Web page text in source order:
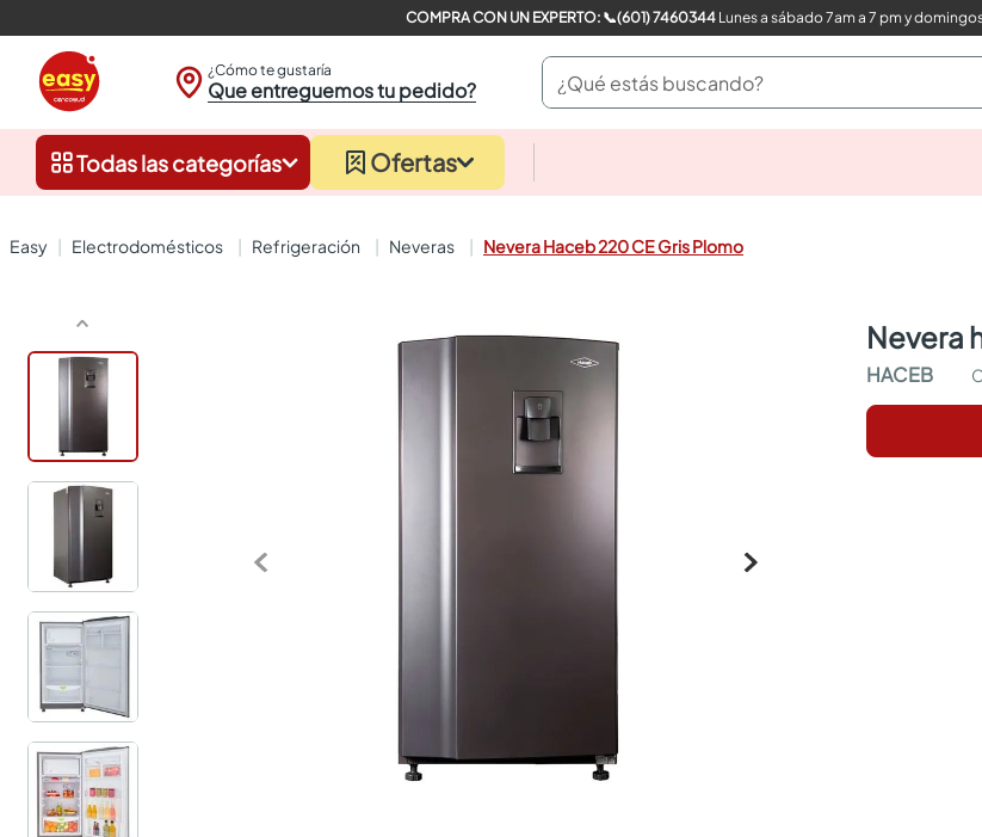
COMPRA CON UN EXPERTO: 📞(601) 7460344Lunes a sábado 7am a 7 pm y
¿Cómo te gustaría
Que entreguemos tu pedido?
¿Qué estás buscando?
Todas las categorías Ofertas
electrodomésticos refrigeración neveras Nevera Haceb 220 CE Gris Plomo
HACEB
closet
sanitarios
pisos
armarios closet